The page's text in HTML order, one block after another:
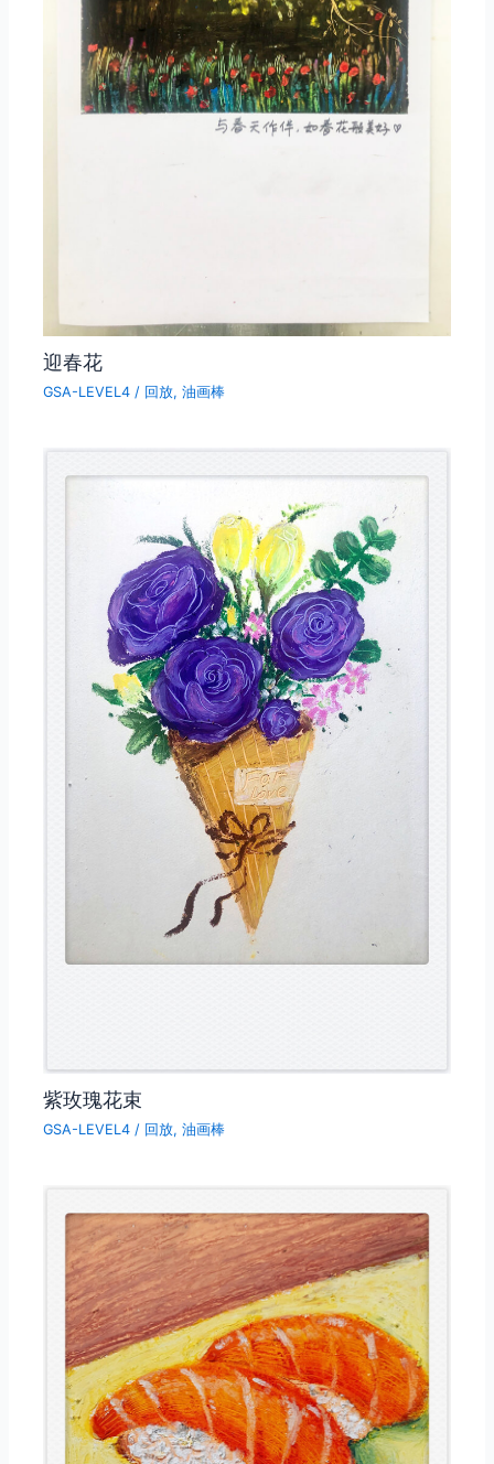
迎春花
GSA-LEVEL4 / 回放,油画棒
紫玫瑰花束
GSA-LEVEL4 / 回放,油画棒